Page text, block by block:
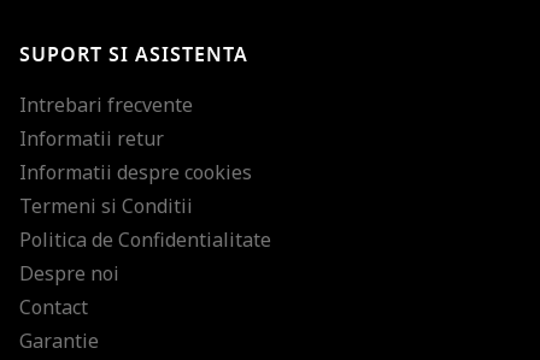
SUPORT SI ASISTENTA
Intrebari frecvente
Informatii retur
Informatii despre cookies
Termeni si Conditii
Politica de Confidentialitate
Despre noi
Contact
Garantie